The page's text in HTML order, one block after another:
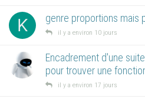
K genre proportions mais
il y a environ 10 jours
Encadrement d'une
pour trouver une
il y a environ 17 jours